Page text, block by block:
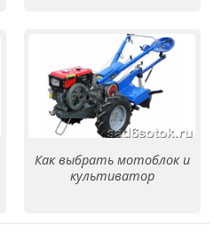
Как выбрать мотоблок и
культиватор